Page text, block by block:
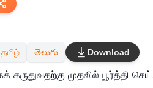
தமிழ் తెలుగు Download
முதலில் பூர்த்தி